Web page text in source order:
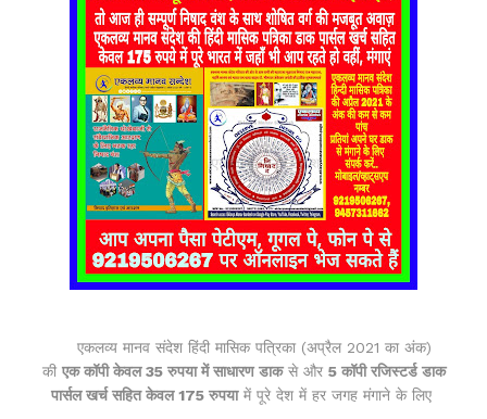
एकलव्य मानव संदेश हिंदी मासिक पत्रिका (अप्रैल 2021 का अंक)
की एक कॉपी केवल 35 रुपया में साधारण डाकसे और 5 कॉपी रजिस्टर्ड डाक
पार्सल खर्च सहित केवल 175 रुपयामें पूरे देश में हर जगह मंगाने के लिए